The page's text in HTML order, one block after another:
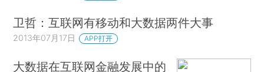
卫哲：互联网有移动和大数据两件大事
2013年07月17日 APP打开
大数据在互联网金融发展中的